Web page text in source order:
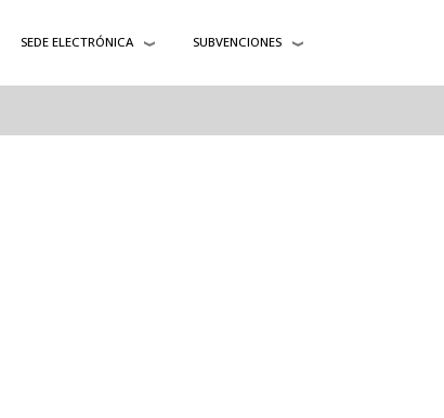
SEDE ELECTRÓNICA SUBVENCIONES